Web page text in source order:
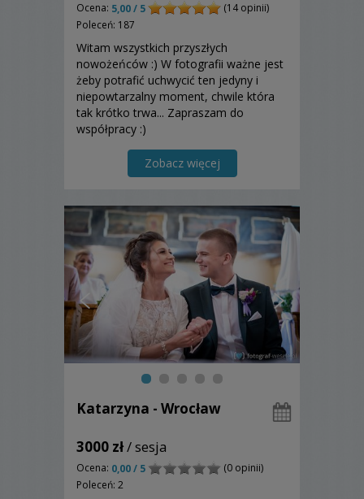
Ocena: 5,00 / 5
(14 opinii)
Poleceń: 187
Witam wszystkich przyszłych
nowożeńców :) W fotografii ważne jest
żeby potrafić uchwycić ten jedyny i
niepowtarzalny moment, chwile która
tak krótko trwa... Zapraszam do
współpracy :)
Zobacz więcej
Katarzyna - Wrocław
3000 zł/ sesja
Ocena: 0,00 / 5
(0 opinii)
Poleceń: 2